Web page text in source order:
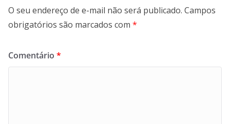
O seu endereço de e-mail não será publicado. Campos
obrigatórios são marcados com *
Comentário *